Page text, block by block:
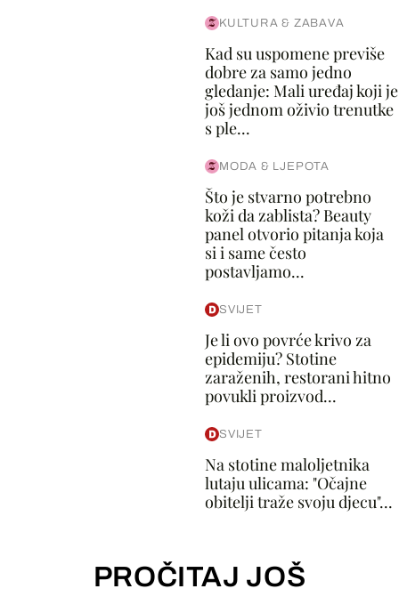
KULTURA & ZABAVA
Kad su uspomene previše
dobre za samo jedno
gledanje: Mali uređaj koji je
još jednom oživio trenutke
s ple...
MODA & LJEPOTA
Što je stvarno potrebno
koži da zablista? Beauty
panel otvorio pitanja koja
si i same često
postavljamo...
SVIJET
Je li ovo povrće krivo za
epidemiju? Stotine
zaraženih, restorani hitno
povukli proizvod...
SVIJET
Na stotine maloljetnika
lutaju ulicama: "Očajne
obitelji traže svoju djecu"...
PROČITAJ JOŠ